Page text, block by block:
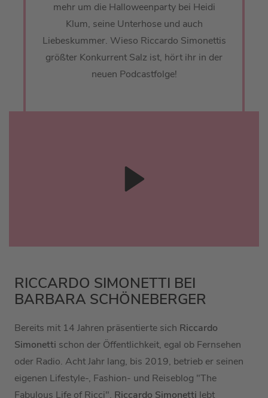
mehr um die Halloweenparty bei Heidi
Klum, seine Unterhose und auch
Liebeskummer. Wieso Riccardo Simonettis
größter Konkurrent Salz ist, hört ihr in der
neuen Podcastfolge!
RICCARDO SIMONETTI BEI
BARBARA SCHÖNEBERGER
Bereits mit 14 Jahren präsentierte sich Riccardo
Simonetti schon der Öffentlichkeit, egal ob Fernsehen
oder Radio. Acht Jahr lang, bis 2019, betrieb er seinen
eigenen Lifestyle-, Fashion- und Reiseblog "The
Fabulous Life of Ricci". Riccardo Simonetti lebt